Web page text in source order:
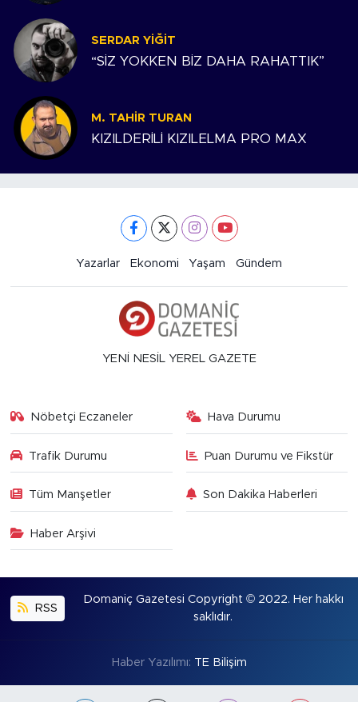
SERDAR YIĞIT
“SİZ YOKKEN BİZ DAHA RAHATTIK”
M. TAHIR TURAN
KIZILDERİLİ KIZILELMA PRO MAX
Yazarlar Ekonomi Yaşam Gündem
YENİ NESİL YEREL GAZETE
Nöbetçi Eczaneler Hava Durumu
Trafik Durumu Puan Durumu ve Fikstür
Tüm Manşetler Son Dakika Haberleri
Haber Arşivi
RSS
Domaniç Gazetesi Copyright © 2022. Her hakkı
saklıdır.
Haber Yazılımı: TE Bilişim